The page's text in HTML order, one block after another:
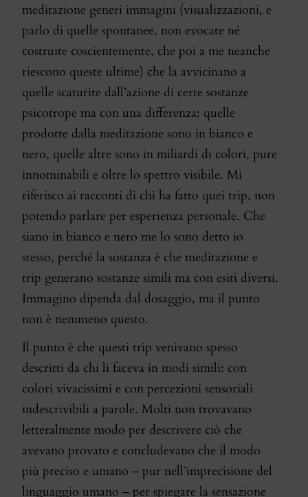
meditazione generi immagini (visualizzazioni, e
parlo di quelle spontanee, non evocate né
costruite coscientemente, che poi a me neanche
riescono queste ultime) che la avvicinano a
quelle scaturite dall’azione di certe sostanze
psicotrope ma con una differenza: quelle
prodotte dalla meditazione sono in bianco e
nero, quelle altre sono in miliardi di colori, pure
innominabili e oltre lo spettro visibile. Mi
riferisco ai racconti di chi ha fatto quei trip, non
potendo parlare per esperienza personale. Che
siano in bianco e nero me lo sono detto io
stesso, perché la sostanza è che meditazione e
trip generano sostanze simili ma con esiti diversi.
Immagino dipenda dal dosaggio, ma il punto
non è nemmeno questo.
Il punto è che questi trip venivano spesso
descritti da chi li faceva in modi simili: con
colori vivacissimi e con percezioni sensoriali
indescrivibili a parole. Molti non trovavano
letteralmente modo per descrivere ciò che
avevano provato e concludevano che il modo
più preciso e umano – pur nell’imprecisione del
linguaggio umano – per spiegare la sensazione